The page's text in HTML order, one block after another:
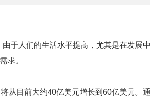
于人们的生活水平提高，尤其是在发展中
求。
目前大约40亿美元增长到60亿美元。通